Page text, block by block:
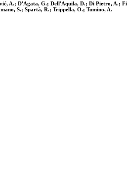
A.; D'Agata, G.; Dell'Aquila, D.; Di Pietro,
S.; Spartà, R.; Trippella, O.; Tumino, A.